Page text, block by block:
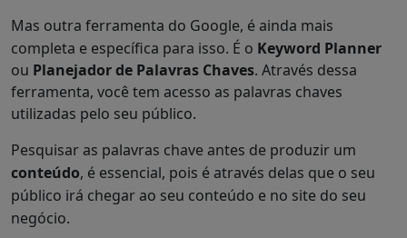
Mas outra ferramenta do Google, é ainda mais
completa e específica para isso. É o Keyword Planner
ou Planejador de Palavras Chaves. Através dessa
ferramenta, você tem acesso as palavras chaves
utilizadas pelo seu público.
Pesquisar as palavras chave antes de produzir um
conteúdo, é essencial, pois é através delas que o seu
público irá chegar ao seu conteúdo e no site do seu
negócio.